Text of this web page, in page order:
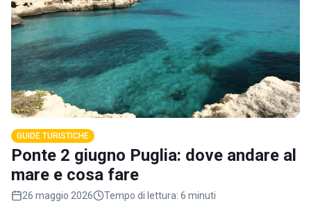
GUIDE TURISTICHE
Ponte 2 giugno Puglia: dove andare al
mare e cosa fare
26 maggio 2026 Tempo di lettura: 6 minuti